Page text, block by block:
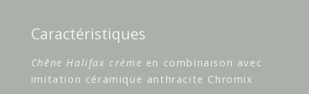
Caractéristiques
Chêne Halifax crème en combinaison avec
imitation céramique anthracite Chromix